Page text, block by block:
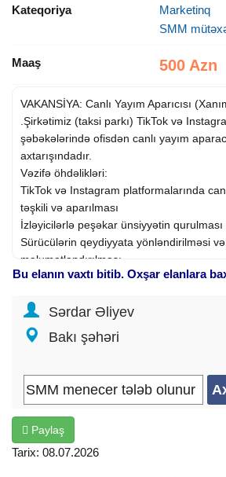
Kateqoriya
Marketinq
SMM
Maaş 500 Azn
VAKANSİYA: Canlı Yayım Aparıcısı
.Şirkətimiz (taksi parkı) TikTok və
şəbəkələrində ofisdən canlı yayım
axtarışındadır.
Vəzifə öhdəlikləri:
TikTok və Instagram platformalarında
təşkili və aparılması
İzləyicilərlə peşəkar ünsiyyətin qurulması
Sürücülərin qeydiyyata yönləndirilməsi və
məlumatlandırılması
Canlı yayım zamanı şirkətin xidmətlərinin
Tələblər:
Səlis şifahi ünsiyyət bacarığı
Kamera qarşısında rahat və özünə inamlı
Məsuliyyətli, punktual və öyrənməyə açıq
Xanım namizədlərə üstünlük verilir
İş şəraiti:
İş yeri: Ofis (online deyil)
İş qrafiki: Ofis qrafiki (müsahibə zamanı
Bu elanın vaxtı bitib. Oxşar elanlara
Sərdar Əliyev
Bakı şəhəri
Paylaş
Tarix: 08.07.2026